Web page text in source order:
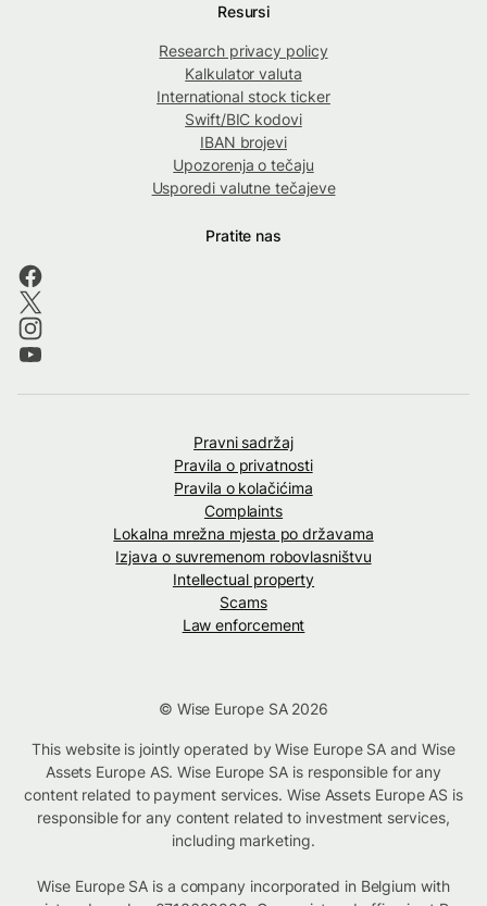
Resursi
Research privacy policy
Kalkulator valuta
International stock ticker
Swift/BIC kodovi
IBAN brojevi
Upozorenja o tečaju
Usporedi valutne tečajeve
Pratite nas
Pravni sadržaj
Pravila o privatnosti
Pravila o kolačićima
Complaints
Lokalna mrežna mjesta po državama
Izjava o suvremenom robovlasništvu
Intellectual property
Scams
Law enforcement
© Wise Europe SA 2026
This website is jointly operated by Wise Europe SA and Wise
Assets Europe AS. Wise Europe SA is responsible for any
content related to payment services. Wise Assets Europe AS is
responsible for any content related to investment services,
including marketing.
Wise Europe SA is a company incorporated in Belgium with